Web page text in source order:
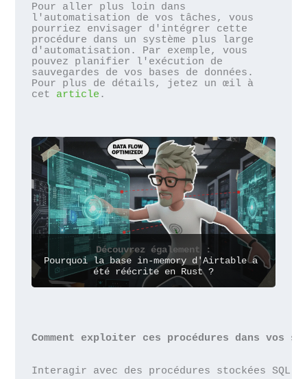
Pour aller plus loin dans
l'automatisation de vos tâches, vous
pourriez envisager d'intégrer cette
procédure dans un système plus large
d'automatisation. Par exemple, vous
pouvez planifier l'exécution de
sauvegardes de vos bases de données.
Pour plus de détails, jetez un œil à
cet article .
Découvrez également :
Pourquoi la base in-memory d'Airtable a
été réécrite en Rust ?
Comment exploiter ces procédures dans vos
Interagir avec des procédures stockées